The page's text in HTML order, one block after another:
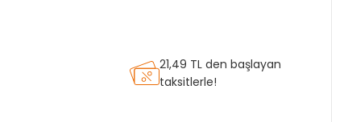
21,49 TL den başlayan
taksitlerle!